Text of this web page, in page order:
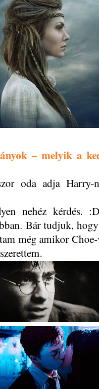
– melyik a
oda adja Harry-
nehéz kérdés.
Bár tudjuk,
még amikor